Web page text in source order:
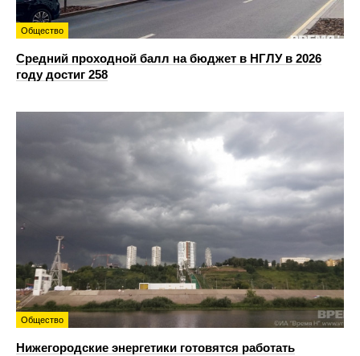
Общество
Средний проходной балл на бюджет в НГЛУ в 2026
году достиг 258
Общество
Нижегородские энергетики готовятся работать